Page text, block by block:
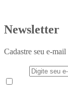
Newsletter
Cadastre seu e-